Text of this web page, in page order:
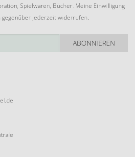
Spielwaren, Bücher. Meine Einwilligung
gegenüber jederzeit widerrufen.
ABONNIEREN